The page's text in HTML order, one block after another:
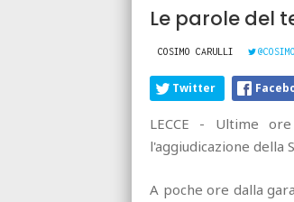
Le parole del
COSIMO CARULLI
Twitter
LECCE - Ultime
l'aggiudicazione della
A poche ore dalla